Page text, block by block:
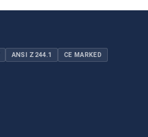
ANSI Z244.1 CE MARKED